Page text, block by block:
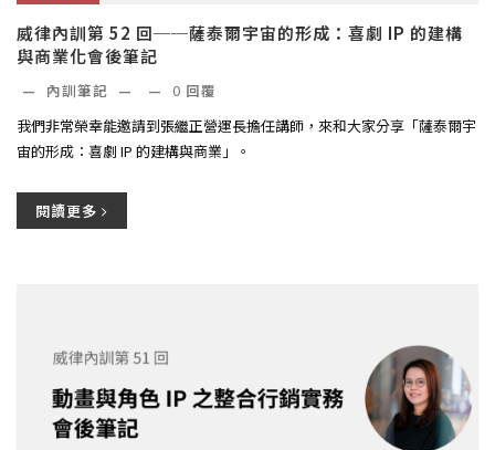
威律內訓第 52 回──薩泰爾宇宙的形成：喜劇 IP 的建構
與商業化會後筆記
— 內訓筆記 — — 0 回覆
我們非常榮幸能邀請到張繼正營運長擔任講師，來和大家分享「薩泰爾宇
宙的形成：喜劇 IP 的建構與商業」。
閱讀更多